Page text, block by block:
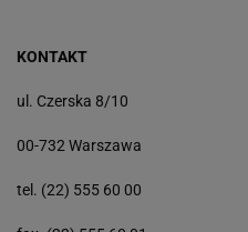
KONTAKT
ul. Czerska 8/10
00-732 Warszawa
tel. (22) 555 60 00